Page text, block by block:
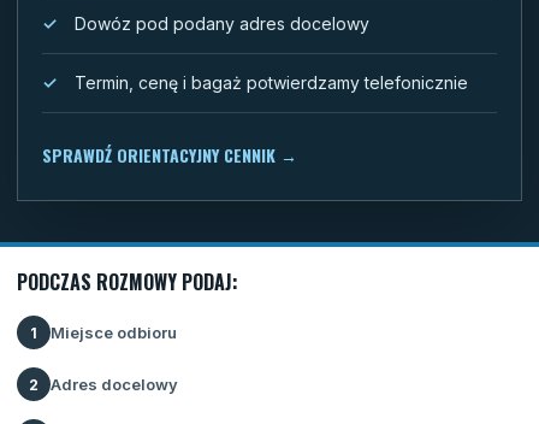
Dowóz pod podany adres docelowy
Termin, cenę i bagaż potwierdzamy telefonicznie
SPRAWDŹ ORIENTACYJNY CENNIK →
PODCZAS ROZMOWY PODAJ:
1 Miejsce odbioru
2 Adres docelowy